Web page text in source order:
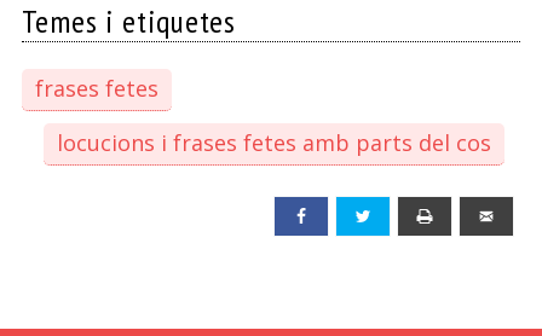
Temes i etiquetes
frases fetes
locucions i frases fetes amb parts del cos
Facebook Twitter